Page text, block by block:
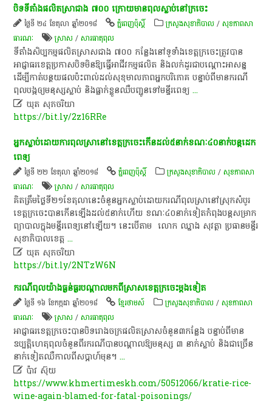
បិទ​ទីតាំង​ផលិត​​ស្រា​ជាង​ ៧០០ ​ក្រោយ​មាន​ពុល​​ស្លាប់​នៅ​ក្រចេះ
ថ្ងៃទី ២៤ ខែតុលា ឆ្នាំ២០១៨ ភ្នំពេញប៉ុស្តិ៍ ក្រសួងសុខាភិបាល /សុខ​ភាព​សា​
ធា​រណៈ
​ស្រា​ស /សារធាតុពុល
​ទីតាំង​សិប្បកម្ម​ផលិត​ស្រាស​ជាង​ ៧០០ ​កន្លែង​នៅ​ទូទាំង​ខេត្ត​ក្រចេះ​ត្រូវ​បាន​
អាជ្ញាធរ​ខេត្ត​ប្រកាស​បិទ​មិន​ឱ្យ​ធ្វើ​អាជីវកម្ម​ផលិត និង​លក់ដូរ​ជា​បណ្ដោះអាសន្ន​
ដើម្បី​កាត់បន្ថយ​ផលប៉ះពាល់​ដល់​សុខុមាលភាព​​អ្នកបរិភោគ បន្ទាប់ពី​មាន​ករណី​
ពុល​បង្ក​ឲ្យ​មនុស្ស​ស្លាប់ និង​ធ្លាក់ខ្លួន​ឈឺ​បញ្ជូន​ទៅ​មន្ទីរពេទ្យ...
 ឃុត សុភចរិយា
https://bit.ly/2z16RRe
អ្នក​ស្លាប់​ដោយ​ការ​ពុល​ស្រា​នៅ​ខេត្ត​ក្រចេះ​កើន​ដល់​៥​នាក់​ខណៈ​៤០​នាក់​បន្ដ​ដេក​
ពេទ្យ​​
ថ្ងៃទី ២២ ខែតុលា ឆ្នាំ២០១៨ ភ្នំពេញប៉ុស្តិ៍ ក្រសួងសុខាភិបាល /សុខ​ភាព​សា​
ធា​រណៈ
​ស្រា​ស /សារធាតុពុល
គិត​ត្រឹម​ថ្ងៃ​ទី២១​ខែតុលា​នេះ​ចំនួន​អ្នកស្លាប់​ដោយ​ករណី​ពុល​ស្រា​នៅ​ស្រុក​សំបូរ
ខេត្ត​ក្រចេះ​បាន​កើន​ឡើងដល់​​៥នាក់​ហើយ​ ខណៈ​៤០​នាក់​ទៀត​កំពុង​បន្ត​សម្រាក​
ព្យាបាល​​ក្នុង​មន្ទីរ​ពេទ្យ​នៅ​ឡើយ។ នេះ​បើ​តាម​ ​ លោក ឈ្នាង សុវត្ថា ប្រ​ធាន​មន្ទីរ​
សុខា​ភិបាល​ខេត្ត...
 ឃុត សុភចរិយា
https://bit.ly/2NTzW6N
​ករណី​ពុល​យ៉ាងធ្ងន់ធ្ងរ​បណ្ដាល​មក​ពី​ស្រាស​ខេត្តក្រចេះ​ម្តងទៀត​
ថ្ងៃទី ១៦ ខែកក្កដា ឆ្នាំ២០១៨ ខ្មែរថាមស៍ ក្រសួងសុខាភិបាល /សុខ​ភាព​សា​
ធា​រណៈ
​ស្រា​ស /សារធាតុពុល
​អាជ្ញាធរ​ខេត្តក្រចេះ​បាន​បិទ​រោងចក្រ​ផលិត​ស្រាស​ចំនួន​៣​កន្លែង​ បន្ទាប់​ពី​មាន​
ឧប្បត្តិហេតុ​ពុល​ចំនួន​ពីរ​ករណី​បាន​បណ្តាល​ឱ្យ​មនុស្ស​ ៣​ នាក់​ស្លាប់​ និង​ជា​ច្រើន​
នាក់​ទៀត​ឈឺ​កាលពី​ស​ប្ដា​ហ៍​មុន​។​...
 ប៉ាវ ស៊ុយ
https://www.khmertimeskh.com/50512066/kratie-rice-
wine-again-blamed-for-fatal-poisonings/